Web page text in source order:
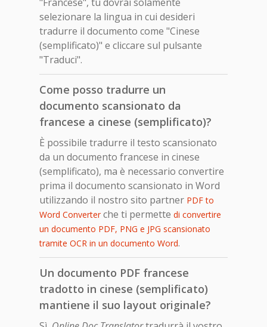
selezionare la lingua in cui desideri
tradurre il documento come "Cinese
(semplificato)" e cliccare sul pulsante
"Traduci".
Come posso tradurre un
documento scansionato da
francese a cinese (semplificato)?
È possibile tradurre il testo scansionato
da un documento francese in cinese
(semplificato), ma è necessario convertire
prima il documento scansionato in Word
utilizzando il nostro sito partner PDF to
Word Converterche ti permette di convertire
un documento PDF, PNG e JPG scansionato
tramite OCR in un documento Word.
Un documento PDF francese
tradotto in cinese (semplificato)
mantiene il suo layout originale?